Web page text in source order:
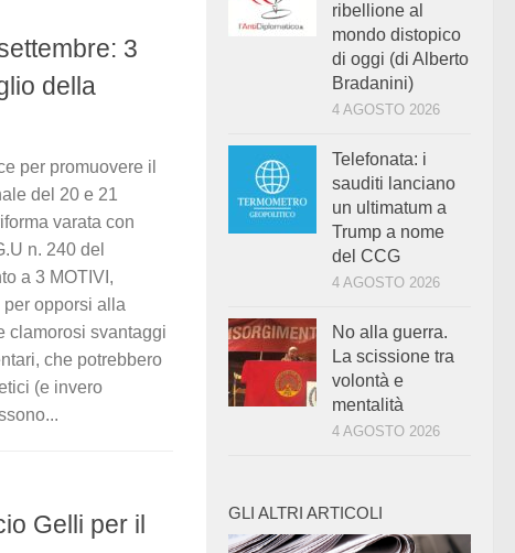
3
della
per promuovere il
del 20 e 21
varata con
n. 240 del
a 3 MOTIVI,
opporsi alla
clamorosi svantaggi
che potrebbero
(e invero
Gelli per il
ribellione al
mondo distopico
di oggi (di Alberto
Bradanini)
4 AGOSTO 2026
Telefonata: i
sauditi lanciano
un ultimatum a
Trump a nome
del CCG
4 AGOSTO 2026
No alla guerra.
La scissione tra
volontà e
mentalità
4 AGOSTO 2026
GLI ALTRI ARTICOLI